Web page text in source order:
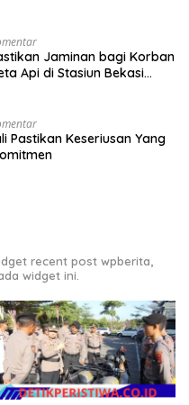
Jaminan bagi Korban
Api di Stasiun Bekasi
Pastikan Keseriusan Yang
recent post wpberita,
widget ini.